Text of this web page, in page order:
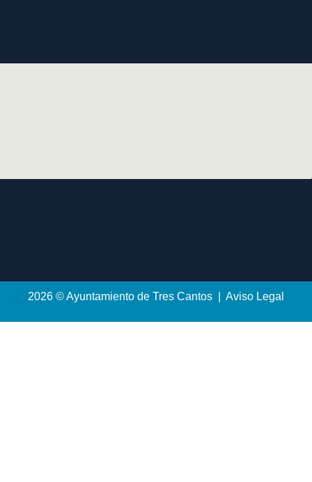
2026 © Ayuntamiento de Tres Cantos | Aviso Legal